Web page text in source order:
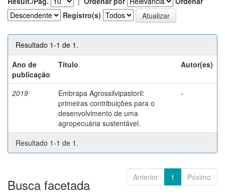
Registro(s)
Resultado 1-1 de 1.
Ano de
publicação
Título Autor(es)
2019
Embrapa Agrossilvipastoril:
primeiras contribuições para o
desenvolvimento de uma
agropecuária sustentável.
-
Resultado 1-1 de 1.
Anterior 1 Póximo
Busca facetada